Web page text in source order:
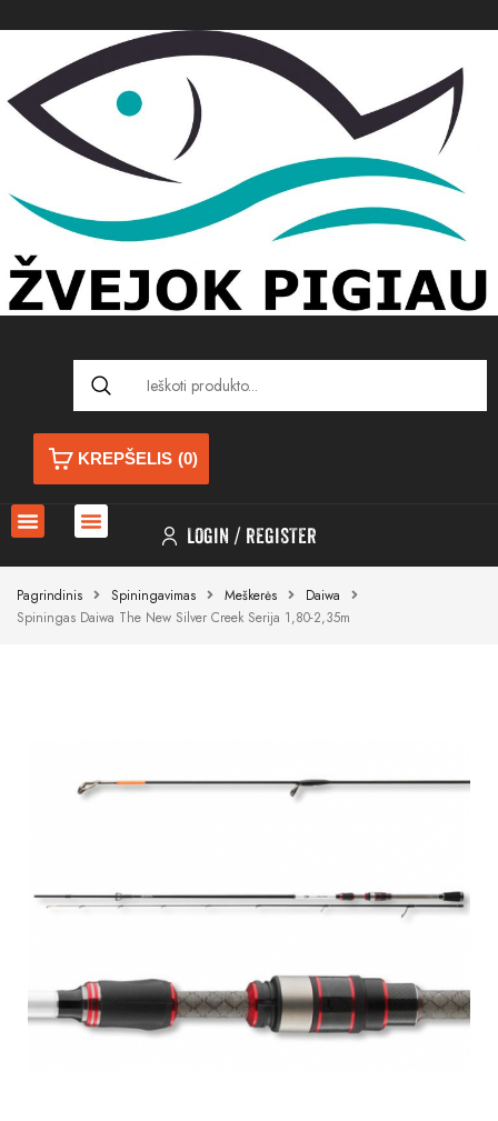
KREPŠELIS (0)
LOGIN REGISTER
Pagrindinis Spiningavimas Meškerės
Daiwa
Spiningas Daiwa The New Silver Creek Serija 1,80-2,35m